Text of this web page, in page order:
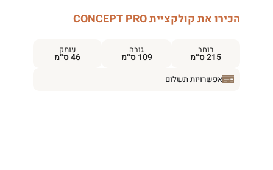
הכירו את קולקציית CONCEPT PRO
רוחב
215 ס״מ
גובה
109 ס״מ
עומק
46 ס״מ
אפשרויות תשלום